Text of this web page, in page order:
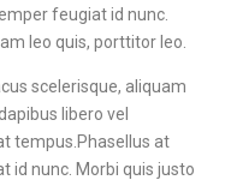
feugiat id nunc.
leo quis, porttitor leo.
scelerisque, aliquam
libero vel
tempus.Phasellus at
id nunc. Morbi quis justo